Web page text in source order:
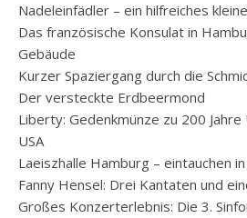
Nadeleinfädler – ein hilfreiches
Das französische Konsulat in
Gebäude
Kurzer Spaziergang durch die
Der versteckte Erdbeermond
Liberty: Gedenkmünze zu 200
USA
Laeiszhalle Hamburg – eintauchen
Fanny Hensel: Drei Kantaten und
Großes Konzerterlebnis: Die 3.